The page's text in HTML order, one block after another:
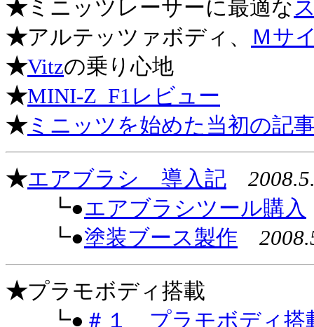
★ ミニッツレーサーに最適な
★アルテッツァボディ、
Ｍサ
★Vitzの乗り心地
★MINI-Z_F1レビュー
★ ミニッツを始めた当初の記
★エアブラシ 導入記
┗●エアブラシツール購入
┗●塗装ブース製作
★プラモボディ搭載
┗● ＃１ プラモボディ